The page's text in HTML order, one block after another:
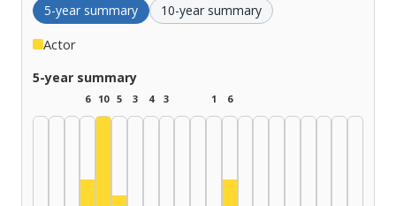
5-year summary 10-year summary
Actor
5-year summary
6 10 5 3 4 3 1 6